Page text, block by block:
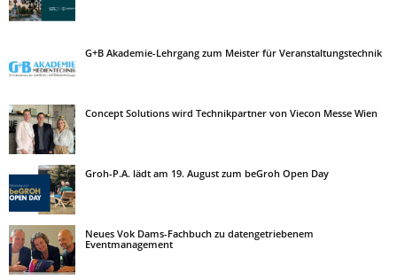
G+B Akademie-Lehrgang zum Meister für Veranstaltungstechnik
Concept Solutions wird Technikpartner von Viecon Messe Wien
Groh-P.A. lädt am 19. August zum beGroh Open Day
Neues Vok Dams-Fachbuch zu datengetriebenem
Eventmanagement